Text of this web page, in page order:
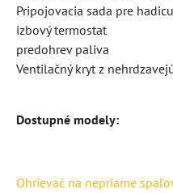
Pripojovacia sada pre
izbový termostat
predohrev paliva
Ventilačný kryt z
Dostupné modely:
Ohrievač na nepriame